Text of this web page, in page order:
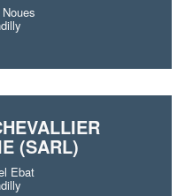
(SARL)
Ebat